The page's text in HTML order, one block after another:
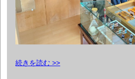
続きを読む >>